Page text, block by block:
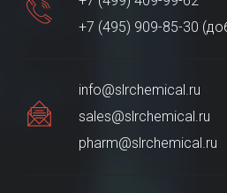
+7 (495) 909-85-30
info@slrchemical.ru
sales@slrchemical.ru
pharm@slrchemical.ru